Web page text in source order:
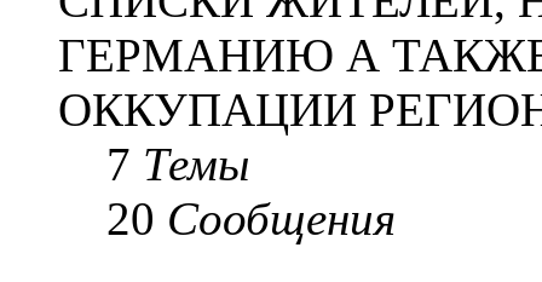
ГЕРМАНИЮ А
ОККУПАЦИИ
7 Темы
20 Сообщения